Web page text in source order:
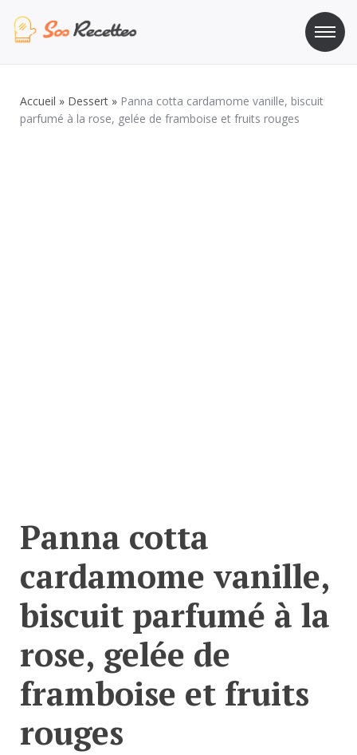
au
Accueil » Dessert » Panna cotta cardamome vanille, biscuit
parfumé à la rose, gelée de framboise et fruits rouges
Panna cotta
cardamome vanille,
biscuit parfumé à la
rose, gelée de
framboise et fruits
rouges